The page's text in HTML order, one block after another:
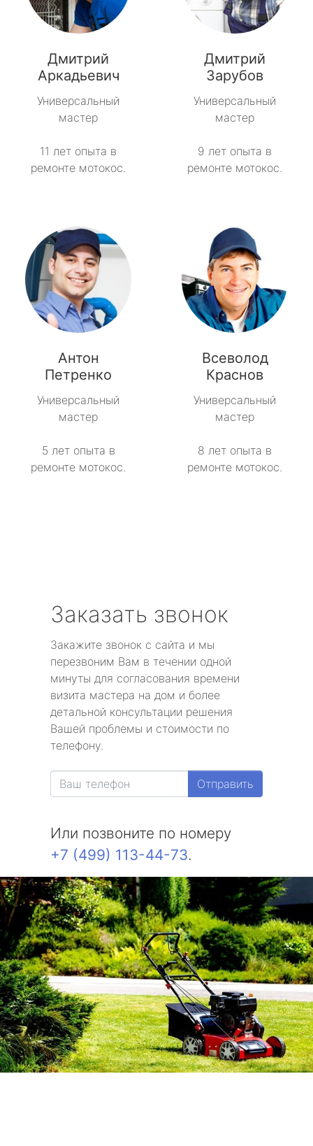
Дмитрий
Аркадьевич
Универсальный
мастер
11 лет опыта в
ремонте мотокос.
Дмитрий
Зарубов
Универсальный
мастер
9 лет опыта в
ремонте мотокос.
Антон
Петренко
Универсальный
мастер
5 лет опыта в
ремонте мотокос.
Всеволод
Краснов
Универсальный
мастер
8 лет опыта в
ремонте мотокос.
Заказать звонок
Закажите звонок с сайта и мы
перезвоним Вам в течении одной
минуты для согласования времени
визита мастера на дом и более
детальной консультации решения
Вашей проблемы и стоимости по
телефону.
Отправить
Или позвоните по номеру
+7 (499) 113-44-73.